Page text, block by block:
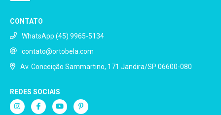
CONTATO
WhatsApp (45) 9965-5134
contato@ortobela.com
Av. Conceição Sammartino, 171 Jandira/SP 06600-080
REDES SOCIAIS